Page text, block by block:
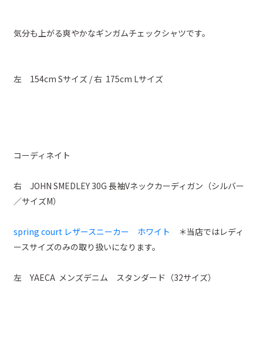
気分も上がる爽やかなギンガムチェックシャツです。
左 154cm Sサイズ / 右 175cm Lサイズ
コーディネイト
右 JOHN SMEDLEY 30G 長袖Vネックカーディガン（シルバー
／サイズM）
spring court レザースニーカー ホワイト ＊当店ではレディ
ースサイズのみの取り扱いになります。
左 YAECA メンズデニム スタンダード（32サイズ）